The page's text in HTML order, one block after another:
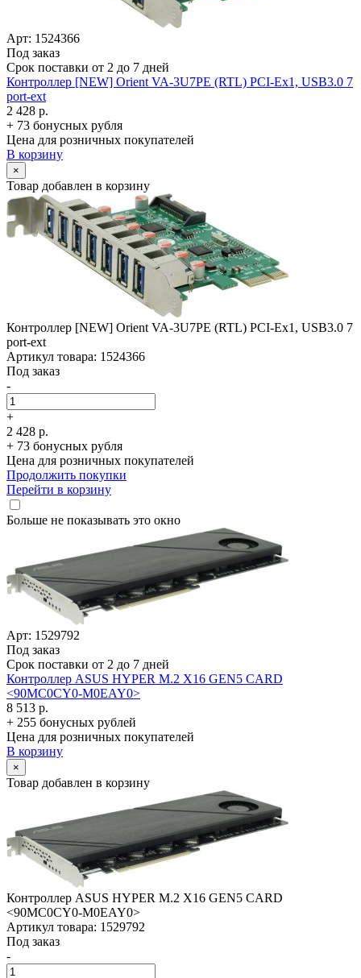
Арт: 1524366
Под заказ
Срок поставки от 2 до 7 дней
Контроллер [NEW] Orient VA-3U7PE (RTL) PCI-Ex1, USB3.0 7
port-ext
2 428 р.
+ 73 бонусных рубля
Цена для розничных покупателей
В корзину
×
Товар добавлен в корзину
Контроллер [NEW] Orient VA-3U7PE (RTL) PCI-Ex1, USB3.0 7
port-ext
Артикул товара: 1524366
Под заказ
-
+
2 428 р.
+ 73 бонусных рубля
Цена для розничных покупателей
Продолжить покупки
Перейти в корзину
Больше не показывать это окно
Арт: 1529792
Под заказ
Срок поставки от 2 до 7 дней
Контроллер ASUS HYPER M.2 X16 GEN5 CARD
<90MC0CY0-M0EAY0>
8 513 р.
+ 255 бонусных рублей
Цена для розничных покупателей
В корзину
×
Товар добавлен в корзину
Контроллер ASUS HYPER M.2 X16 GEN5 CARD
<90MC0CY0-M0EAY0>
Артикул товара: 1529792
Под заказ
-